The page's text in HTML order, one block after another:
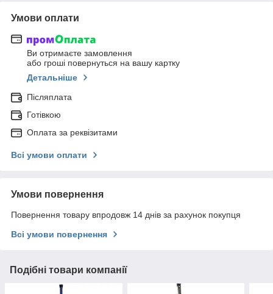
Умови оплати
Ви отримаєте замовлення
або гроші повернуться на вашу картку
Детальніше
Післяплата
Готівкою
Оплата за реквізитами
Всі умови оплати
Умови повернення
Повернення товару впродовж 14 днів за рахунок покупця
Всі умови повернення
Подібні товари компанії